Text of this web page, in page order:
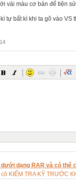
vài màu cơ bản để tiện
tự bất kì khi ta gõ vào VS
dạng RAR và có thể
KIỂM TRA KỸ TRƯỚC